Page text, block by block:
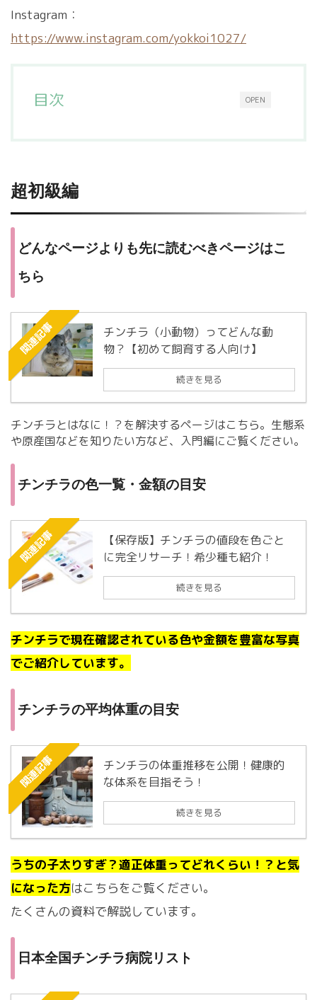
Instagram：
https://www.instagram.com/yokkoi1027/
OPEN
目次
超初級編
どんなページよりも先に読むべきページはこ
ちら
関連記事
チンチラ（小動物）ってどんな動
物？【初めて飼育する人向け】
続きを見る
チンチラとはなに！？を解決するページはこちら。生態系
や原産国などを知りたい方など、入門編にご覧ください。
チンチラの色一覧・金額の目安
関連記事
【保存版】チンチラの値段を色ごと
に完全リサーチ！希少種も紹介！
続きを見る
チンチラで現在確認されている色や金額を豊富な写真
でご紹介しています。
チンチラの平均体重の目安
関連記事
チンチラの体重推移を公開！健康的
な体系を目指そう！
続きを見る
うちの子太りすぎ？適正体重ってどれくらい！？と気
になった方はこちらをご覧ください。
たくさんの資料で解説しています。
日本全国チンチラ病院リスト